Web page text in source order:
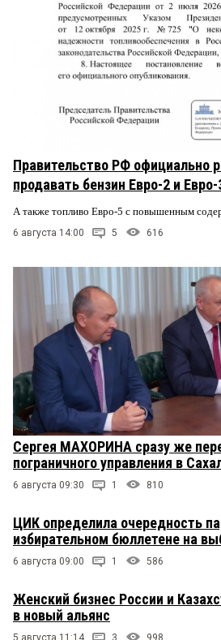
Правительство РФ официально
продавать бензин Евро-2 и Евро-
А также топливо Евро-5 с повышенным
6 августа 14:00 5 616
Сергея МАХОРИНА сразу же
пограничного управления в
6 августа 09:30 1 810
ЦИК определила очередность
избирательном бюллетене на
6 августа 09:00 1 586
Женский бизнес России и
в новый альянс
5 августа 11:14 3 998